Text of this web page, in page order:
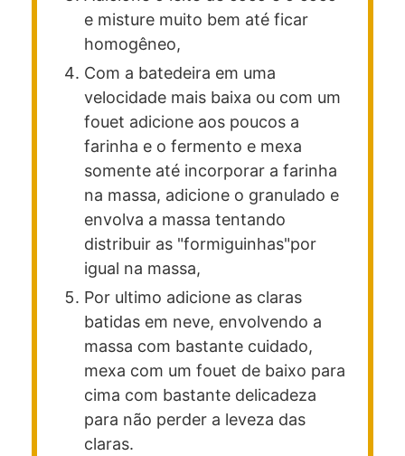
e misture muito bem até ficar
homogêneo,
Com a batedeira em uma
velocidade mais baixa ou com um
fouet adicione aos poucos a
farinha e o fermento e mexa
somente até incorporar a farinha
na massa, adicione o granulado e
envolva a massa tentando
distribuir as "formiguinhas"por
igual na massa,
Por ultimo adicione as claras
batidas em neve, envolvendo a
massa com bastante cuidado,
mexa com um fouet de baixo para
cima com bastante delicadeza
para não perder a leveza das
claras.